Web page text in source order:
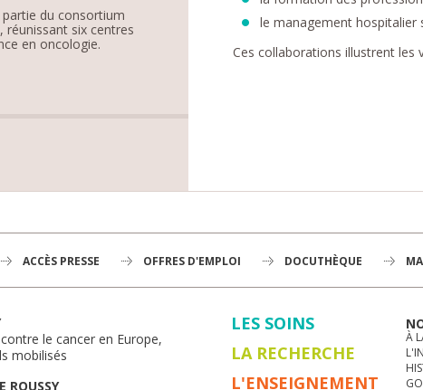
du consortium
réunissant six centres
en oncologie.
le management hospitalier
Ces collaborations illustrent les
ACCÈS PRESSE OFFRES D'EMPLOI DOCUTHÈQUE
le cancer en Europe,
mobilisés
ROUSSY
LES SOINS
LA RECHERCHE
L'ENSEIGNEMENT
À